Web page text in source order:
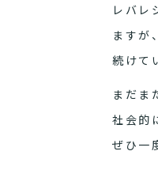
レバレ
ますが
続けて
まだま
社会的
ぜひ一